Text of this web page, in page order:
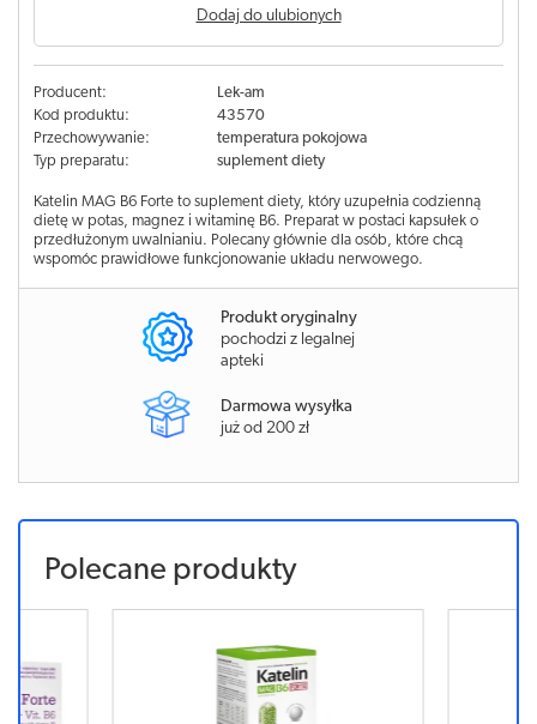
Dodaj do ulubionych
Producent:
Lek-am
Kod produktu:
43570
Przechowywanie:
temperatura pokojowa
Typ preparatu:
suplement diety
Katelin MAG B6 Forte to suplement diety, który uzupełnia codzienną
dietę w potas, magnez i witaminę B6. Preparat w postaci kapsułek o
przedłużonym uwalnianiu. Polecany głównie dla osób, które chcą
wspomóc prawidłowe funkcjonowanie układu nerwowego.
Produkt oryginalny
pochodzi z legalnej
apteki
Darmowa wysyłka
już od 200 zł
Polecane produkty